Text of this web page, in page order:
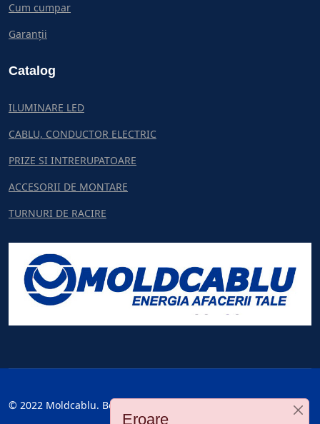
Eroare
Cum cumpar
Garanții
Catalog
ILUMINARE LED
CABLU, CONDUCTOR ELECTRIC
PRIZE SI INTRERUPATOARE
ACCESORII DE MONTARE
TURNURI DE RACIRE
© 2022 Moldcablu. Все права защищены.